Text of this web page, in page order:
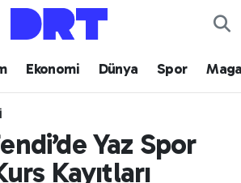
Ekonomi Dünya Spor
Yaz Spor
Kayıtları
ve Fikstür